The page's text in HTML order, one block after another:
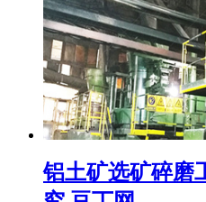
铝土矿选矿碎磨